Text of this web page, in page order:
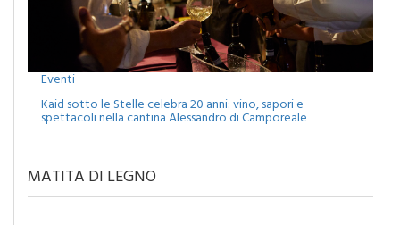
Eventi
Kaid sotto le Stelle celebra 20 anni: vino, sapori e
MATITA DI LEGNO